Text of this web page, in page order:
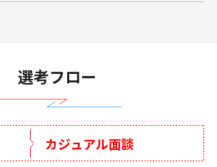
選考フロー
カジュアル面談